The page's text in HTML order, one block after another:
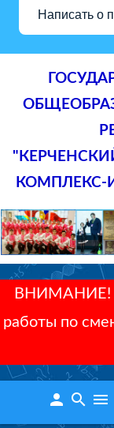
Написать о
КОМПЛЕКС-
ВНИМАНИЕ!
работы по
person search menu